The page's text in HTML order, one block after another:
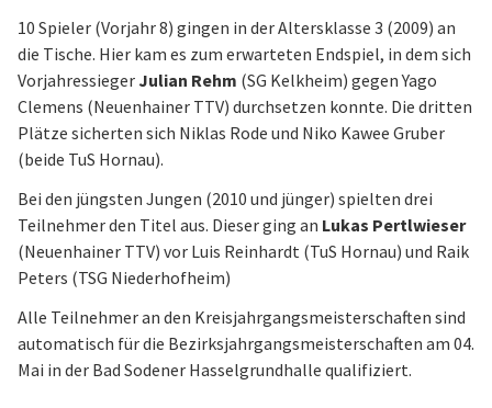
10 Spieler (Vorjahr 8) gingen in der Altersklasse 3 (2009) an
die Tische. Hier kam es zum erwarteten Endspiel, in dem sich
VorjahressiegerJulian Rehm (SG Kelkheim) gegen Yago
Clemens (Neuenhainer TTV) durchsetzen konnte. Die dritten
Plätze sicherten sich Niklas Rode und Niko Kawee Gruber
(beide TuS Hornau).
Bei den jüngsten Jungen (2010 und jünger) spielten drei
Teilnehmer den Titel aus. Dieser ging an Lukas Pertlwieser
(Neuenhainer TTV) vor Luis Reinhardt (TuS Hornau) und Raik
Peters (TSG Niederhofheim)
Alle Teilnehmer an den Kreisjahrgangsmeisterschaften sind
automatisch für die Bezirksjahrgangsmeisterschaften am 04.
Mai in der Bad Sodener Hasselgrundhalle qualifiziert.